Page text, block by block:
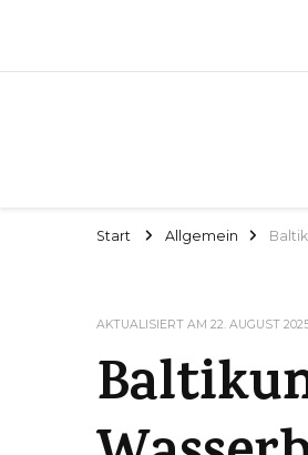
Start Allgemein
AKTUALISIERT AM 22. AUGUST